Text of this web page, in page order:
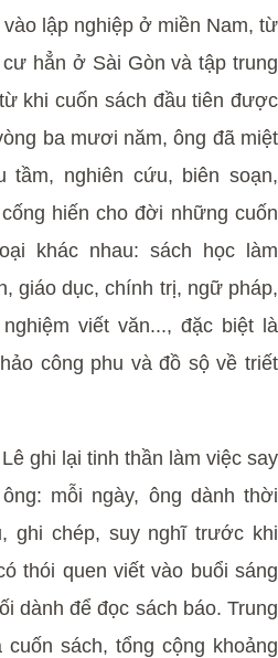
lập nghiệp ở miền Nam, từ
hẳn ở Sài Gòn và tập trung
khi cuốn sách đầu tiên được
ba mươi năm, ông đã miệt
tầm, nghiên cứu, biên soạn,
hiến cho đời những cuốn
khác nhau: sách học làm
giáo dục, chính trị, ngữ pháp,
viết văn..., đặc biệt là
công phu và đồ sộ về triết
ghi lại tinh thần làm việc say
mỗi ngày, ông dành thời
ghi chép, suy nghĩ trước khi
thói quen viết vào buổi sáng
dành để đọc sách báo. Trung
sách, tổng cộng khoảng